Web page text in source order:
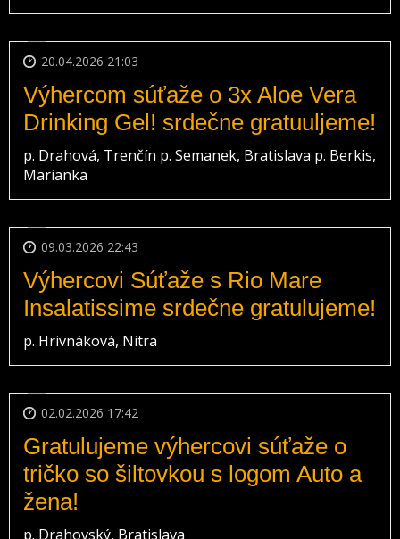
20.04.2026 21:03
Výhercom súťaže o 3x Aloe Vera
Drinking Gel! srdečne gratuuljeme!
p. Drahová, Trenčín p. Semanek, Bratislava p. Berkis,
Marianka
09.03.2026 22:43
Výhercovi Súťaže s Rio Mare
Insalatissime srdečne gratulujeme!
p. Hrivnáková, Nitra
02.02.2026 17:42
Gratulujeme výhercovi súťaže o
tričko so šiltovkou s logom Auto a
žena!
p. Drahovský, Bratislava